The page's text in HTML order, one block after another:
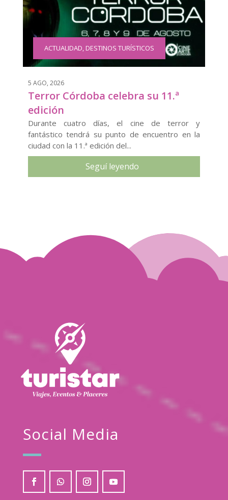
ACTUALIDAD,DESTINOS TURÍSTICOS
5 AGO, 2026
Terror Córdoba celebra su 11.ª
edición
Durante cuatro días, el cine de terror y
fantástico tendrá su punto de encuentro en la
ciudad con la 11.ª edición del...
Seguí leyendo
Social Media